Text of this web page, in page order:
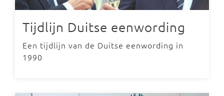
Tijdlijn Duitse eenwording
Een tijdlijn van de Duitse eenwording in
1990